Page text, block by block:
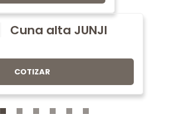
Cuna alta JUNJI
COTIZAR